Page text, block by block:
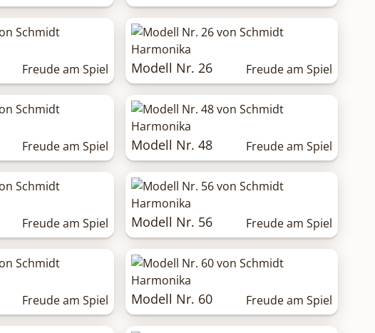
Freude am Spiel Modell Nr. 26 Freude am Spiel
Freude am Spiel Modell Nr. 48 Freude am Spiel
Freude am Spiel Modell Nr. 56 Freude am Spiel
Freude am Spiel Modell Nr. 60 Freude am Spiel